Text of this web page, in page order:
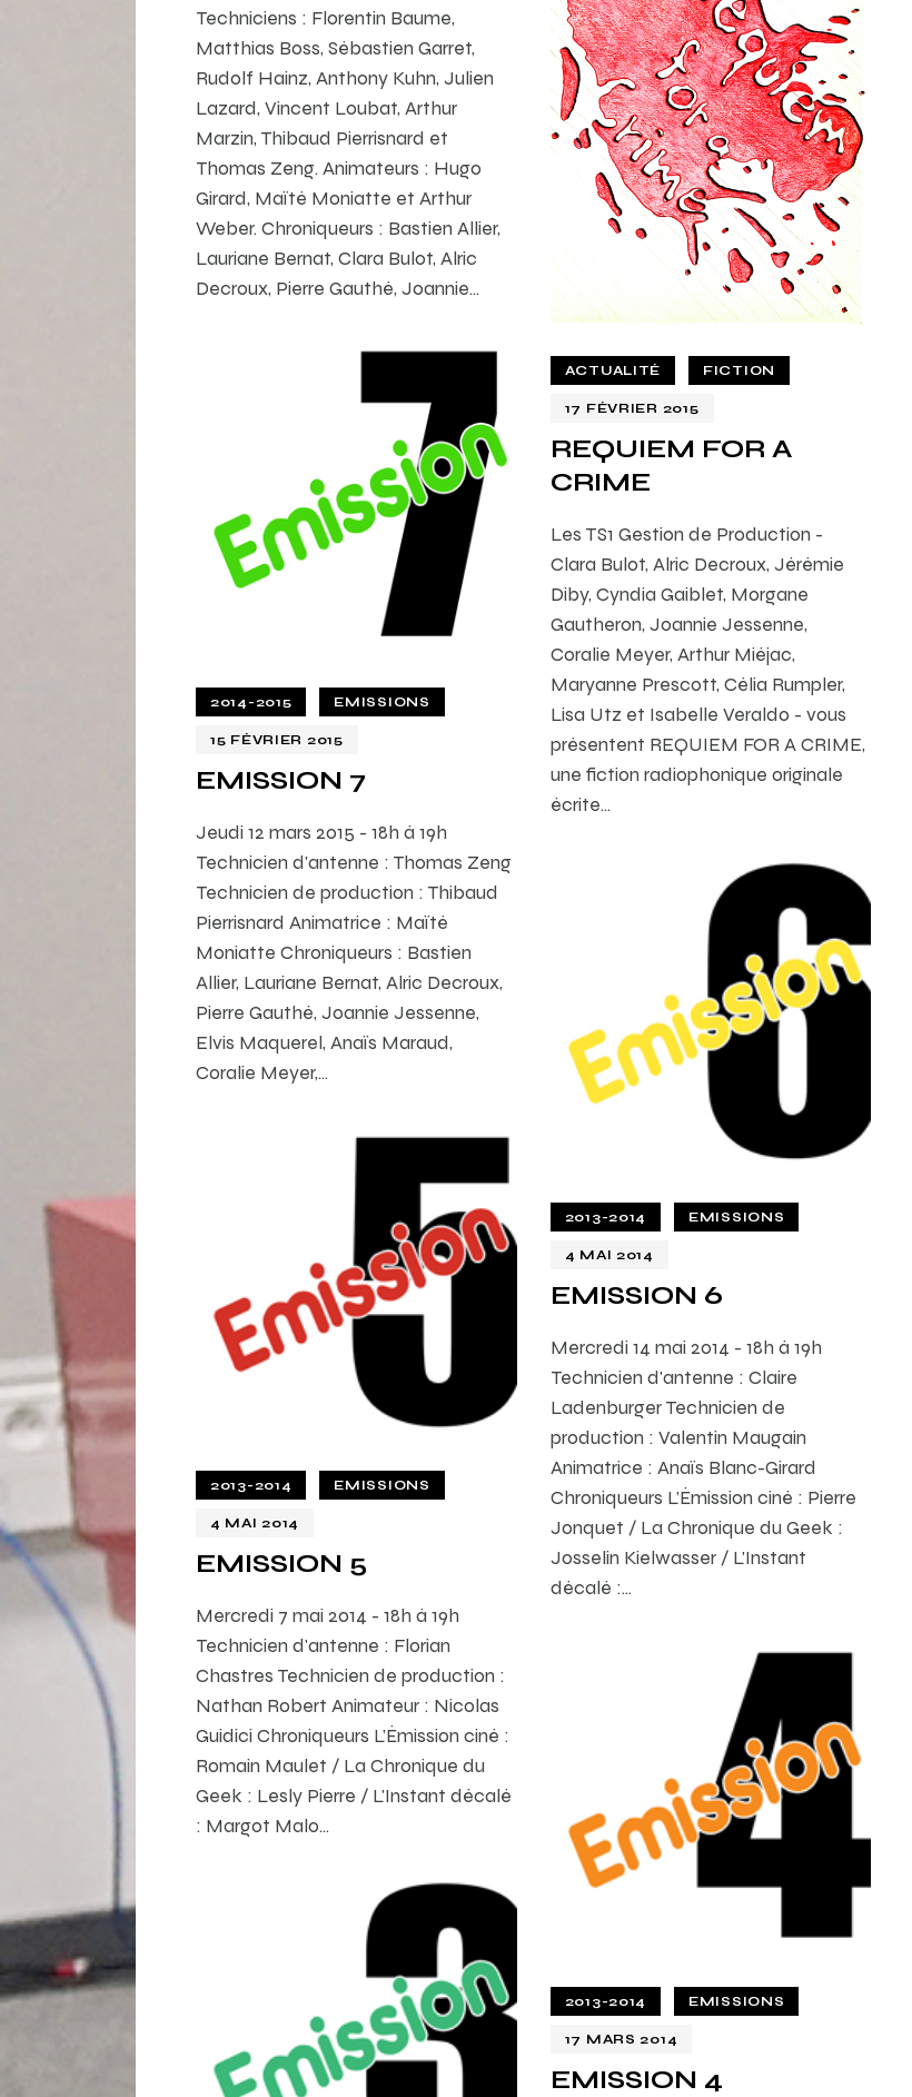
Techniciens : Florentin Baume,
Matthias Boss, Sébastien Garret,
Rudolf Hainz, Anthony Kuhn, Julien
Lazard, Vincent Loubat, Arthur
Marzin, Thibaud Pierrisnard et
Thomas Zeng. Animateurs : Hugo
Girard, Maïté Moniatte et Arthur
Weber. Chroniqueurs : Bastien Allier,
Lauriane Bernat, Clara Bulot, Alric
Decroux, Pierre Gauthé, Joannie…
ACTUALITÉ FICTION
17 FÉVRIER 2015
REQUIEM FOR A
CRIME
Les TS1 Gestion de Production -
Clara Bulot, Alric Decroux, Jérémie
Diby, Cyndia Gaiblet, Morgane
Gautheron, Joannie Jessenne,
Coralie Meyer, Arthur Miéjac,
Maryanne Prescott, Célia Rumpler,
Lisa Utz et Isabelle Veraldo - vous
présentent REQUIEM FOR A CRIME,
une fiction radiophonique originale
écrite…
2014-2015 EMISSIONS
15 FÉVRIER 2015
EMISSION 7
Jeudi 12 mars 2015 - 18h à 19h
Technicien d'antenne : Thomas Zeng
Technicien de production : Thibaud
Pierrisnard Animatrice : Maïté
Moniatte Chroniqueurs : Bastien
Allier, Lauriane Bernat, Alric Decroux,
Pierre Gauthé, Joannie Jessenne,
Elvis Maquerel, Anaïs Maraud,
Coralie Meyer,…
2013-2014 EMISSIONS
4 MAI 2014
EMISSION 6
Mercredi 14 mai 2014 - 18h à 19h
Technicien d'antenne : Claire
Ladenburger Technicien de
production : Valentin Maugain
Animatrice : Anaïs Blanc-Girard
Chroniqueurs L’Émission ciné : Pierre
Jonquet / La Chronique du Geek :
Josselin Kielwasser / L'Instant
décalé :…
2013-2014 EMISSIONS
4 MAI 2014
EMISSION 5
Mercredi 7 mai 2014 - 18h à 19h
Technicien d'antenne : Florian
Chastres Technicien de production :
Nathan Robert Animateur : Nicolas
Guidici Chroniqueurs L’Émission ciné :
Romain Maulet / La Chronique du
Geek : Lesly Pierre / L'Instant décalé
: Margot Malo…
2013-2014 EMISSIONS
17 MARS 2014
EMISSION 4